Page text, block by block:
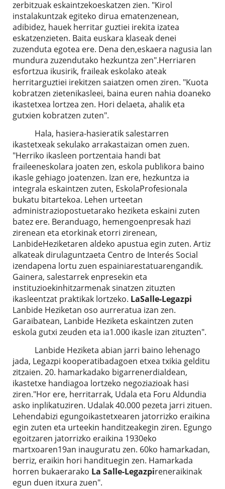
zerbitzuak eskaintzekoeskatzen zien. "Kirol
instalakuntzak egiteko dirua ematenzenean,
adibidez, hauek herritar guztiei irekita izatea
eskatzenzieten. Baita euskara klaseak denei
zuzenduta egotea ere. Dena den,eskaera nagusia lan
mundura zuzendutako hezkuntza zen".Herriaren
esfortzua ikusirik, fraileak eskolako ateak
herritarguztiei irekitzen saiatzen omen ziren. "Kuota
kobratzen zietenikasleei, baina euren nahia doaneko
ikastetxea lortzea zen. Hori delaeta, ahalik eta
gutxien kobratzen zuten".
Hala, hasiera-hasieratik salestarren
ikastetxeak sekulako arrakastaizan omen zuen.
"Herriko ikasleen portzentaia handi bat
fraileeneskolara joaten zen, eskola publikora baino
ikasle gehiago joatenzen. Izan ere, hezkuntza ia
integrala eskaintzen zuten, EskolaProfesionala
bukatu bitartekoa. Lehen urteetan
administraziopostuetarako heziketa eskaini zuten
batez ere. Beranduago, hemengoenpresak hazi
zirenean eta etorkinak etorri zirenean,
LanbideHeziketaren aldeko apustua egin zuten. Artiz
alkateak dirulaguntzaeta Centro de Interés Social
izendapena lortu zuen espainiarestatuarengandik.
Gainera, salestarrek enpresekin eta
instituzioekinhitzarmenak sinatzen zituzten
ikasleentzat praktikak lortzeko. LaSalle-Legazpi
Lanbide Heziketan oso aurreratua izan zen.
Garaibatean, Lanbide Heziketa eskaintzen zuten
eskola gutxi zeuden eta ia1.000 ikasle izan zituzten".
Lanbide Heziketa abian jarri baino lehenago
jada, Legazpi kooperatibadagoen etxea txikia gelditu
zitzaien. 20. hamarkadako bigarrenerdialdean,
ikastetxe handiagoa lortzeko negoziazioak hasi
ziren."Hor ere, herritarrak, Udala eta Foru Aldundia
asko inplikatuziren. Udalak 40.000 pezeta jarri zituen.
Lehendabizi egungoikastetxearen jatorrizko eraikina
egin zuten eta urteekin handitzeakegin ziren. Egungo
egoitzaren jatorrizko eraikina 1930eko
martxoaren19an inauguratu zen. 60ko hamarkadan,
berriz, eraikin hori handituegin zen. Hamarkada
horren bukaerarako La Salle-Legazpireneraikinak
egun duen itxura zuen".